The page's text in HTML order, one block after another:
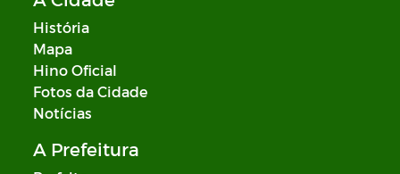
História
Mapa
Hino Oficial
Fotos da Cidade
Notícias
A Prefeitura